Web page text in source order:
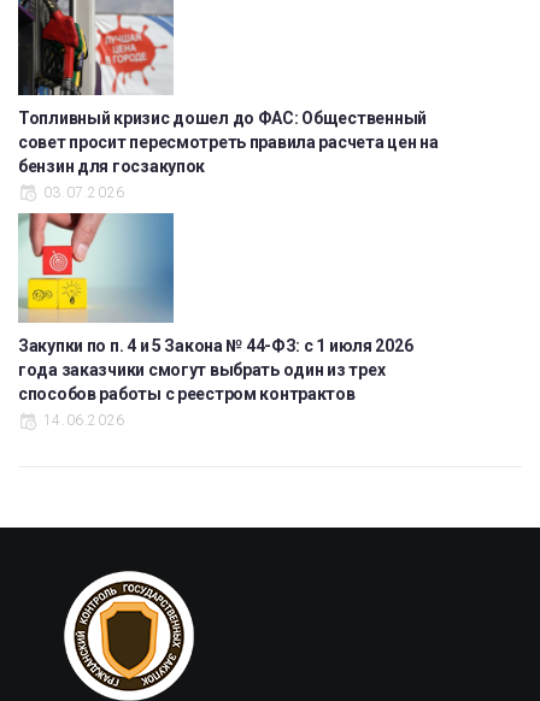
Топливный кризис дошел до ФАС: Общественный
совет просит пересмотреть правила расчета цен на
бензин для госзакупок
03.07.2026
Закупки по п. 4 и 5 Закона № 44-ФЗ: с 1 июля 2026
года заказчики смогут выбрать один из трех
способов работы с реестром контрактов
14.06.2026